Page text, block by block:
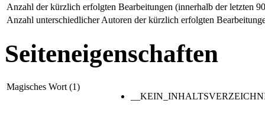
Anzahl der kürzlich erfolgten Bearbeitungen (innerhalb der letzten
Anzahl unterschiedlicher Autoren der kürzlich erfolgten
Seiteneigenschaften
Magisches Wort (1)